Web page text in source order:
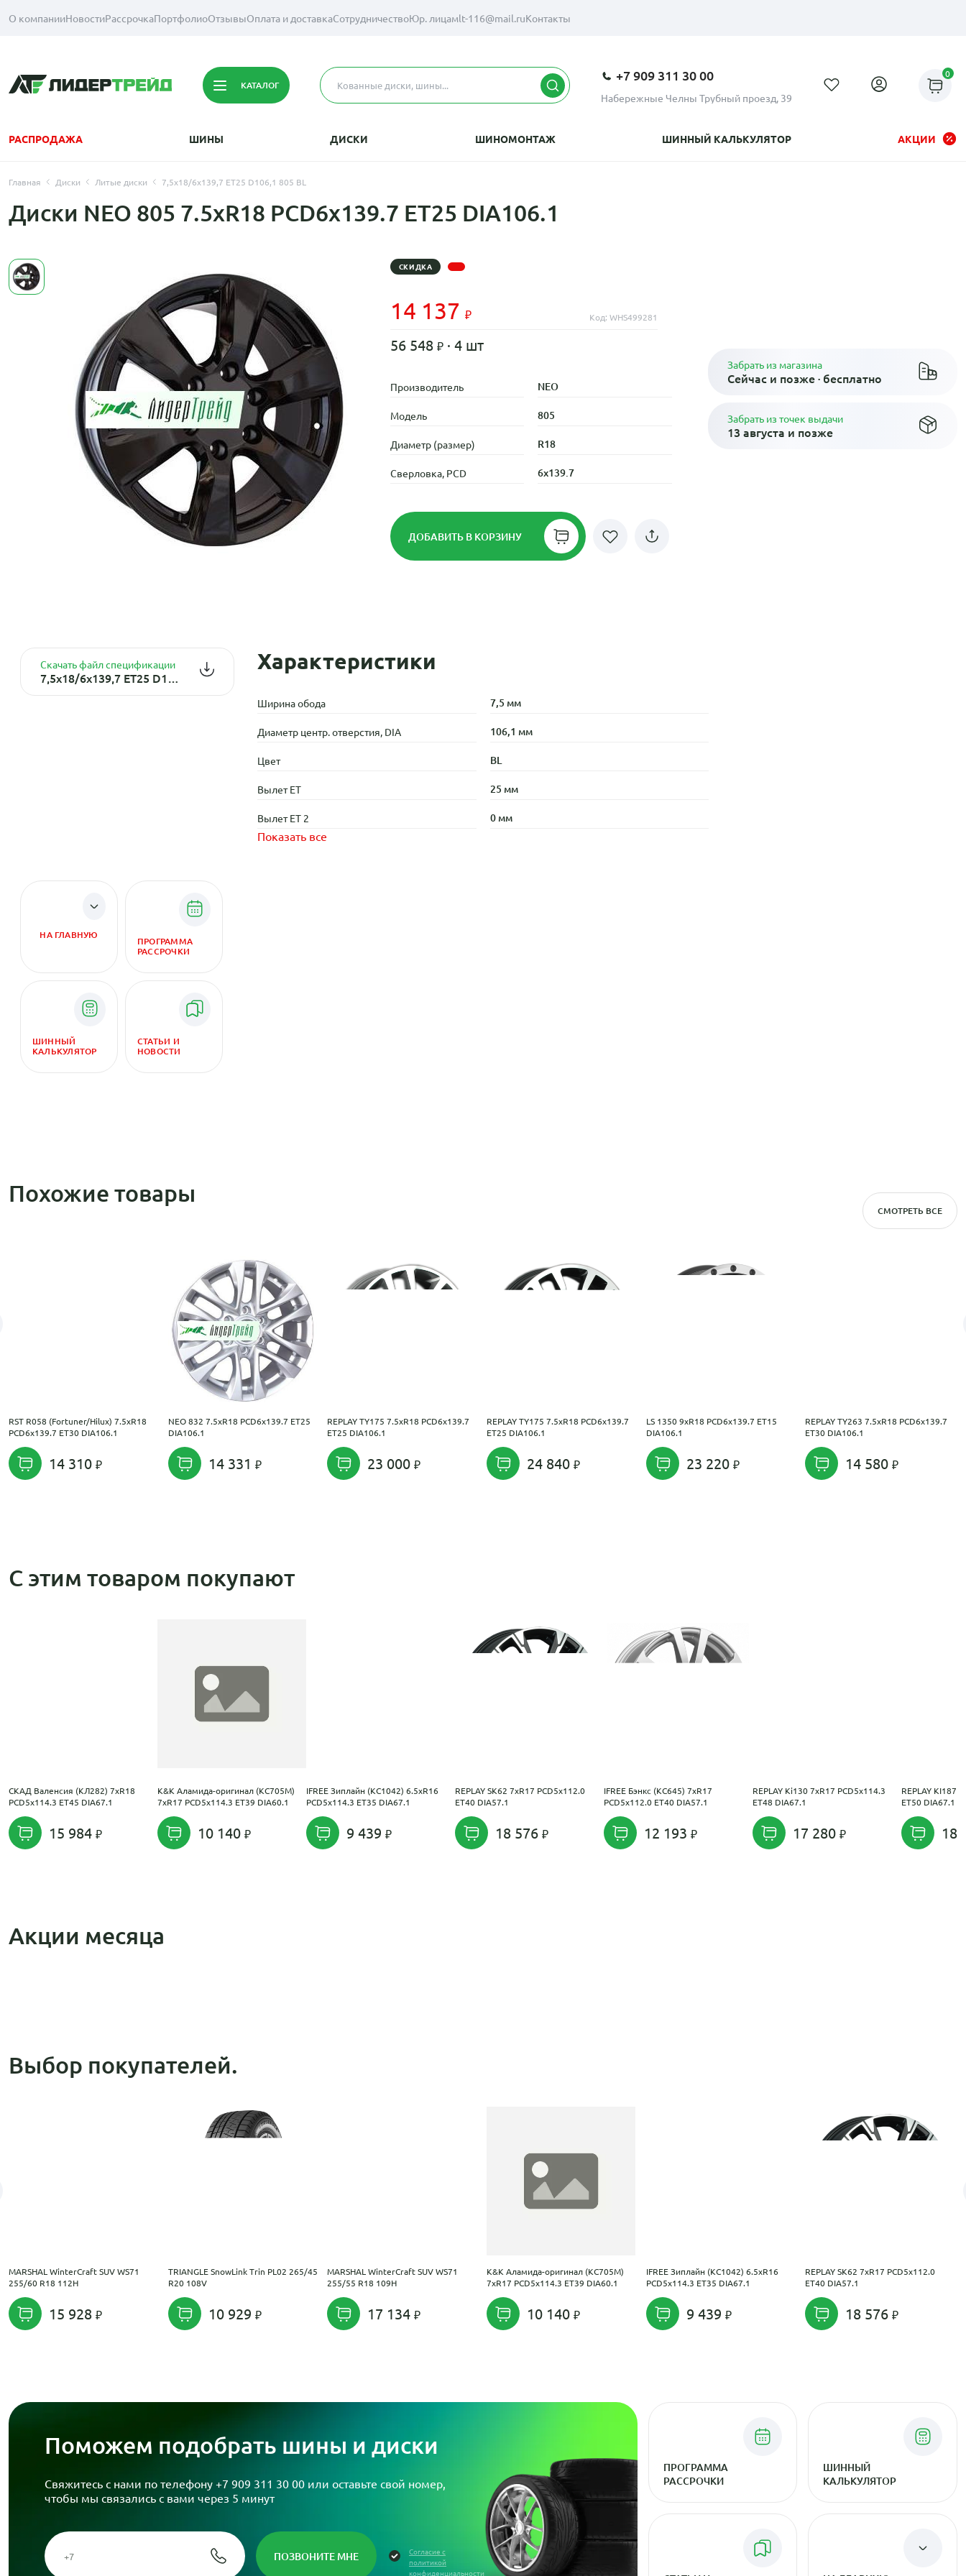
О компанииНовостиРассрочкаПортфолиоОтзывыОплата и доставкаСотрудничествоЮр. лицамlt-116@mail.ruКонтакты
КАТАЛОГ
+7 909 311 30 00
Набережные Челны Трубный проезд, 39
0
РАСПРОДАЖА ШИНЫ ДИСКИ ШИНОМОНТАЖ ШИННЫЙ КАЛЬКУЛЯТОР АКЦИИ
Главная Диски Литые диски 7,5x18/6x139,7 ET25 D106,1 805 BL
Диски NEO 805 7.5xR18 PCD6x139.7 ET25 DIA106.1
СКИДКА
14 137 Код: WHS499281
56 548 · 4 шт
Производитель NEO
Модель 805
Диаметр (размер) R18
Сверловка, PCD 6x139.7
ДОБАВИТЬ В КОРЗИНУ
Забрать из магазина
Сейчас и позже · бесплатно
Забрать из точек выдачи
13 августа и позже
Скачать файл спецификации
7,5x18/6x139,7 ET25 D106,1 805 BL
Характеристики
Ширина обода 7,5 мм
Диаметр центр. отверстия, DIA 106,1 мм
Цвет BL
Вылет ET 25 мм
Вылет ET 2 0 мм
Показать все
НА ГЛАВНУЮ
ПРОГРАММА
РАССРОЧКИ
ШИННЫЙ
КАЛЬКУЛЯТОР
СТАТЬИ И
НОВОСТИ
Похожие товары
СМОТРЕТЬ ВСЕ
RST R058 (Fortuner/Hilux) 7.5xR18
PCD6x139.7 ET30 DIA106.1
14 310
NEO 832 7.5xR18 PCD6x139.7 ET25
DIA106.1
14 331
REPLAY TY175 7.5xR18 PCD6x139.7
ET25 DIA106.1
23 000
REPLAY TY175 7.5xR18 PCD6x139.7
ET25 DIA106.1
24 840
LS 1350 9xR18 PCD6x139.7 ET15
DIA106.1
23 220
REPLAY TY263 7.5xR18 PCD6x139.7
ET30 DIA106.1
14 580
С этим товаром покупают
СКАД Валенсия (КЛ282) 7xR18
PCD5x114.3 ET45 DIA67.1
15 984
K&K Аламида-оригинал (КС705М)
7xR17 PCD5x114.3 ET39 DIA60.1
10 140
IFREE Зиплайн (КС1042) 6.5xR16
PCD5x114.3 ET35 DIA67.1
9 439
REPLAY SK62 7xR17 PCD5x112.0
ET40 DIA57.1
18 576
IFREE Бэнкс (КС645) 7xR17
PCD5x112.0 ET40 DIA57.1
12 193
REPLAY Ki130 7xR17 PCD5x114.3
ET48 DIA67.1
17 280
REPLAY KI187
ET50 DIA67.1
18
Акции месяца
Выбор покупателей.
MARSHAL WinterCraft SUV WS71
255/60 R18 112H
15 928
TRIANGLE SnowLink Trin PL02 265/45
R20 108V
10 929
MARSHAL WinterCraft SUV WS71
255/55 R18 109H
17 134
K&K Аламида-оригинал (КС705М)
7xR17 PCD5x114.3 ET39 DIA60.1
10 140
IFREE Зиплайн (КС1042) 6.5xR16
PCD5x114.3 ET35 DIA67.1
9 439
REPLAY SK62 7xR17 PCD5x112.0
ET40 DIA57.1
18 576
Поможем подобрать шины и диски
Свяжитесь с нами по телефону +7 909 311 30 00 или оставьте свой номер,
чтобы мы связались с вами через 5 минут
Согласие с
политикой
конфиденциальности
ПРОГРАММА
РАССРОЧКИ
ШИННЫЙ
КАЛЬКУЛЯТОР